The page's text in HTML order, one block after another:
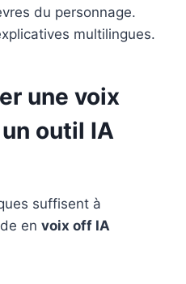
du personnage.
multilingues.
une voix
outil IA
suffisent à
en voix off IA